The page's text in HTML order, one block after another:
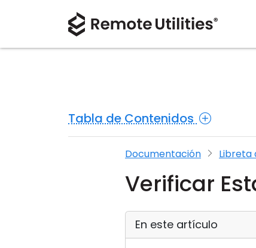
Tabla de Contenidos
Documentación Libreta
Verificar
En este artículo